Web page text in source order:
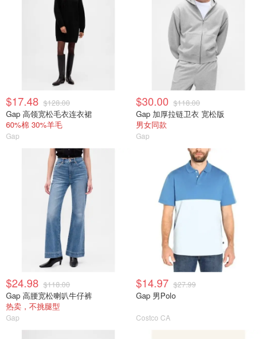
$17.48 $128.00
Gap 高领宽松毛衣连衣裙
60%棉 30%羊毛
Gap
$30.00 $118.00
Gap 加厚拉链卫衣 宽松版
男女同款
Gap
$24.98 $118.00
Gap 高腰宽松喇叭牛仔裤
热卖，不挑腿型
Gap
$14.97 $27.99
Gap 男Polo
Costco CA